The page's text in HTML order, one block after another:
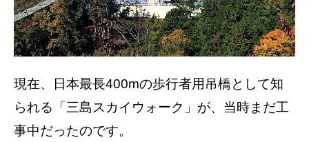
現在、日本最長400mの歩行者用吊橋として知
られる「三島スカイウォーク」が、当時まだ工
事中だったのです。